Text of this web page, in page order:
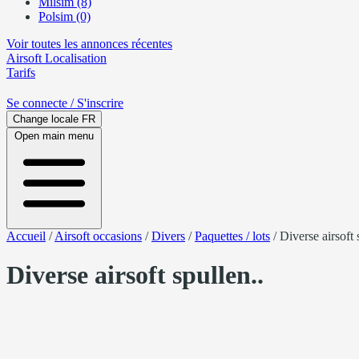
Polsim (0)
Voir toutes les annonces récentes
Airsoft Localisation
Tarifs
Se connecte / S'inscrire
Change locale FR
Open main menu
Accueil /Airsoft occasions /Divers /Paquettes / lots /Diverse airsoft
Diverse airsoft spullen..